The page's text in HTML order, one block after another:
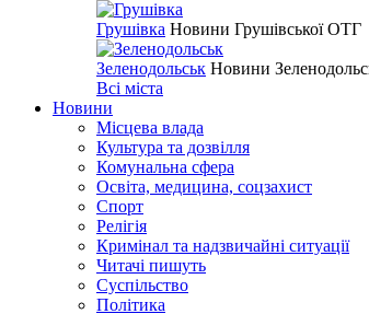
Грушівка Новини Грушівської ОТГ
Зеленодольськ Новини
Всі міста
Новини
Місцева влада
Культура та дозвілля
Комунальна сфера
Освіта, медицина, соцзахист
Спорт
Релігія
Кримінал та надзвичайні ситуації
Читачі пишуть
Суспільство
Політика